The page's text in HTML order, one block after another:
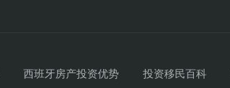
西班牙房产投资优势 投资移民百科